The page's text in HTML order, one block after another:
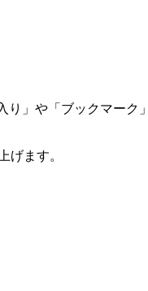
」や「ブックマー
げます。